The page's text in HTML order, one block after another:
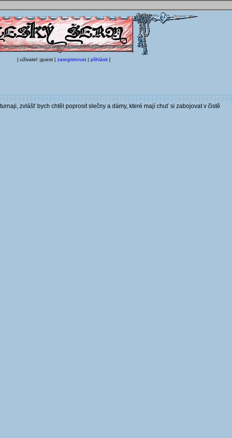
| uživatel :guest | zaregistrovat | přihlásit |
zvlášť bych chtěl poprosit slečny a dámy, které mají chuť si zabojovat v čistě